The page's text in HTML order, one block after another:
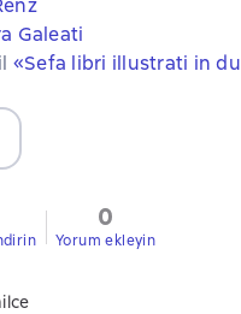
Galeati
«Sefa libri illustrati in
0
Yorum ekleyin